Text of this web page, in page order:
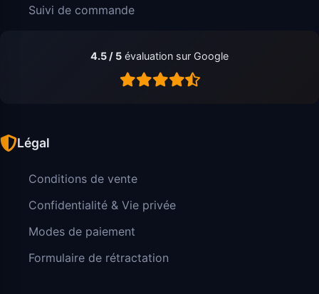
Suivi de commande
4.5 / 5 évaluation sur Google
Légal
Conditions de vente
Confidentialité & Vie privée
Modes de paiement
Formulaire de rétractation